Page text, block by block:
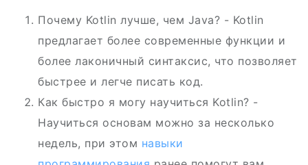
Почему Kotlin лучше, чем Java? - Kotlin
предлагает более современные функции и
более лаконичный синтаксис, что позволяет
быстрее и легче писать код.
Как быстро я могу научиться Kotlin? -
Научиться основам можно за несколько
недель, при этом навыки